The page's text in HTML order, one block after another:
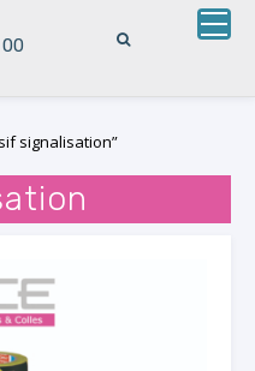
signalisation”